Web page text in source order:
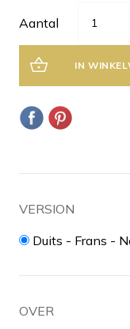
Aantal
IN
VERSION
Duits - Frans -
OVER